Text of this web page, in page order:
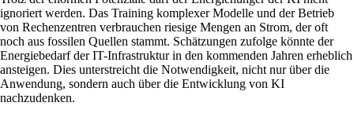
ignoriert werden. Das Training komplexer Modelle und der Betrieb
von Rechenzentren verbrauchen riesige Mengen an Strom, der oft
noch aus fossilen Quellen stammt. Schätzungen zufolge könnte der
Energiebedarf der IT-Infrastruktur in den kommenden Jahren erheblich
ansteigen. Dies unterstreicht die Notwendigkeit, nicht nur über die
Anwendung, sondern auch über die Entwicklung von KI
nachzudenken.